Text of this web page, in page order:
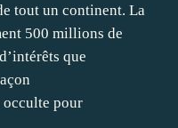
tout un continent. La
500 millions de
que
occulte pour